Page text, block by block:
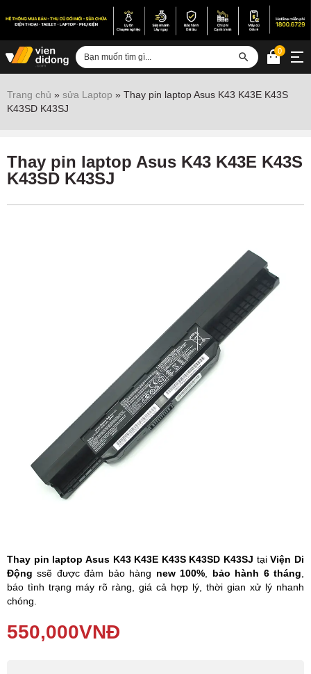
Sửa iPhone
Sửa Vertu
1800.6729
(miễn phí)
(Giờ làm việc: 08h00 - 21h00)
Viện Di Động
Tin công nghệ
Đặt lịch ngay
0
Trang chủ » sửa Laptop » Thay pin laptop Asus K43 K43E K43S
K43SD K43SJ
Thay pin laptop Asus K43 K43E K43S
K43SD K43SJ
Thay pin laptop Asus K43 K43E K43S K43SD K43SJ tạiViện Di
Động ssẽ được đảm bảo hàng new 100% bảo hành 6 tháng
báo tình trạng máy rõ ràng, giá cả hợp lý, thời gian xử lý nhanh
chóng.
Thay pin laptop Asus K43 K43E K43S K43SD K43SJ
phục các vấn đề pin bị phồng, chai, sạc không vào điện,…
550,000VNĐ